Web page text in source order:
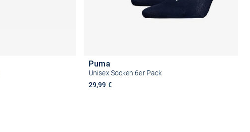
Puma
Unisex Socken 6er Pack
29,99 €